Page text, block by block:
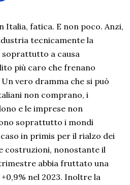
Italia, fatica. E non poco. Anzi,
tecnicamente la
soprattutto a causa
più caro che frenano
vero dramma che si può
non comprano, i
e le imprese non
soprattutto i mondi
in primis per il rialzo dei
costruzioni, nonostante il
abbia fruttato una
nel 2023. Inoltre la